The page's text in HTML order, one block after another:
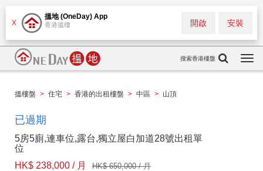
X
搵地 (OneDay) App
香港搵樓 安裝
開啟
搜索香港樓盤
搵樓盤 > 住宅 > 香港的出租樓盤 > 中區 > 山頂
已過期
5房5廁,連車位,露台,獨立屋白加道28號出租單
位
HK$ 238,000 / 月
HK$ 650,000 / 月